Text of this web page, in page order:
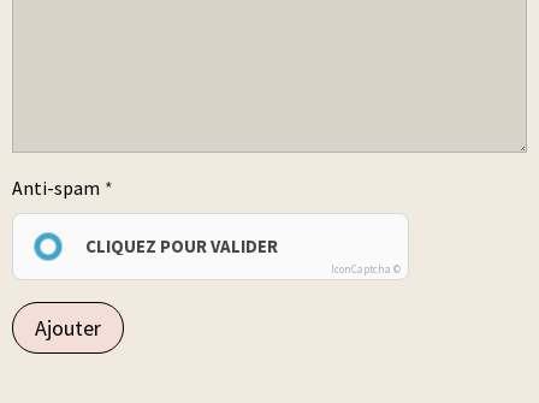
Anti-spam
CLIQUEZ POUR VALIDER
IconCaptcha ©
Ajouter